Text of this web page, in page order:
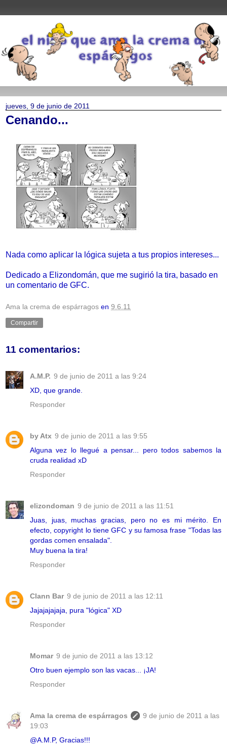
jueves, 9 de junio de 2011
Cenando...
Nada como aplicar la lógica sujeta a tus propios intereses...
Dedicado a Elizondomán, que me sugirió la tira, basado en
un comentario de GFC.
Ama la crema de espárragos en 9.6.11
Compartir
11 comentarios:
A.M.P. 9 de junio de 2011 a las 9:24
XD, que grande.
Responder
by Atx 9 de junio de 2011 a las 9:55
Alguna vez lo llegué a pensar... pero todos sabemos la
cruda realidad xD
Responder
elizondoman 9 de junio de 2011 a las 11:51
Juas, juas, muchas gracias, pero no es mi mérito. En
efecto, copyright lo tiene GFC y su famosa frase "Todas las
gordas comen ensalada".
Muy buena la tira!
Responder
Clann Bar 9 de junio de 2011 a las 12:11
Jajajajajaja, pura "lógica" XD
Responder
Momar 9 de junio de 2011 a las 13:12
Otro buen ejemplo son las vacas... ¡JA!
Responder
Ama la crema de espárragos
9 de junio de 2011 a las
19:03
@A.M.P, Gracias!!!